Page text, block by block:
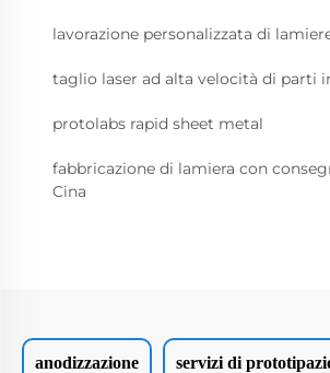
lavorazione personalizzata di
taglio laser ad alta velocità di parti
protolabs rapid sheet metal
fabbricazione di lamiera con
Cina
anodizzazione servizi di